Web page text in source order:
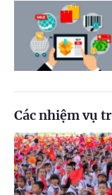
Các nhiệm vụ